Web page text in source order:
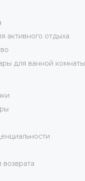
активного отдыха
для ванной комнаты